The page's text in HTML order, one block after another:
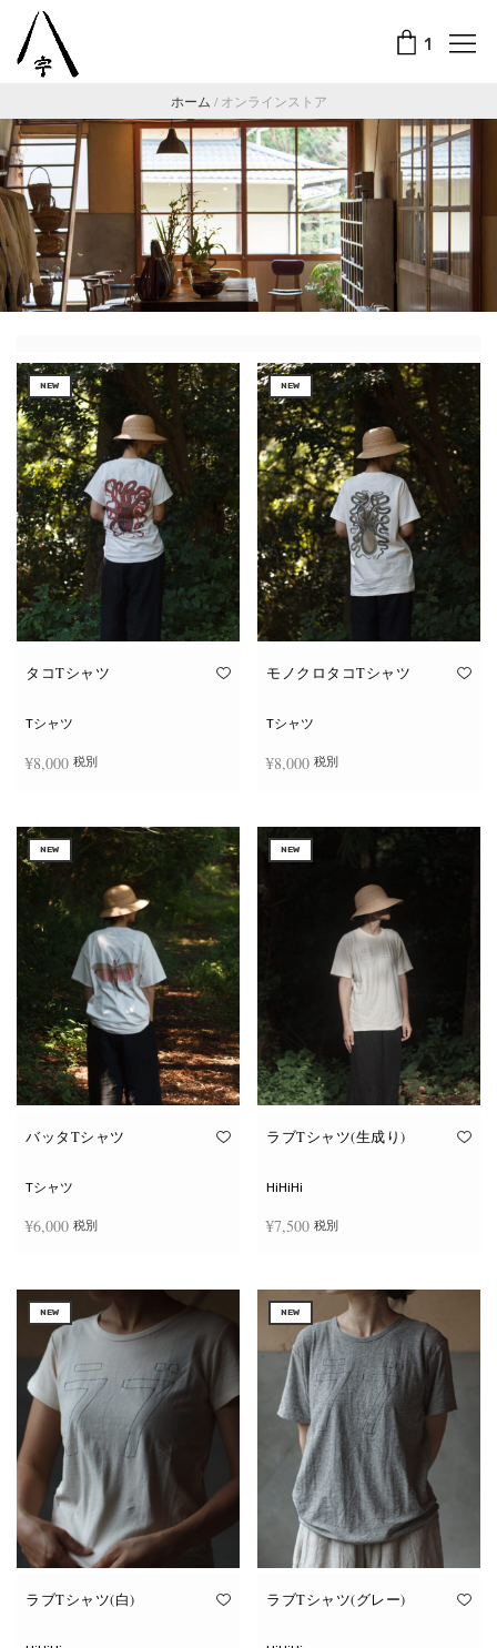
1
ホーム / オンラインストア
NEW
タコTシャツ
Tシャツ
¥8,000 税別
の
商
品
に
は
複
数
の
バ
リ
エ
ー
シ
ョ
ま
ジ
ら
選
き
ま
す
NEW
モノクロタコTシャツ
Tシャツ
¥8,000 税別
の
商
品
は
複
数
の
バ
エ
ョ
ま
オ
ジ
ら
選
択
で
き
ま
す
NEW
バッタTシャツ
Tシャツ
¥6,000 税別
の
品
に
数
の
バ
リ
エ
ー
シ
ョ
ン
が
あ
り
ま
オ
NEW
ラブTシャツ(生成り)
HiHiHi
¥7,500 税別
の
商
品
に
は
複
数
の
バ
リ
エ
ー
シ
ョ
ン
が
あ
り
ま
オ
NEW
ラブTシャツ(白)
NEW
ラブTシャツ(グレー)